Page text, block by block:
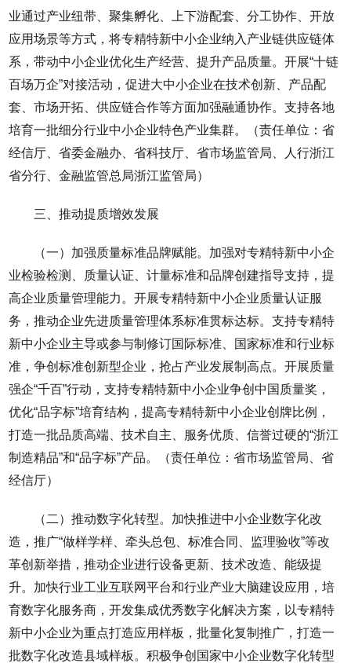
业通过产业纽带、聚集孵化、上下游配套、分工协作、开放
应用场景等方式，将专精特新中小企业纳入产业链供应链体
系，带动中小企业优化生产经营、提升产品质量。开展“十链
百场万企”对接活动，促进大中小企业在技术创新、产品配
套、市场开拓、供应链合作等方面加强融通协作。支持各地
培育一批细分行业中小企业特色产业集群。（责任单位：省
经信厅、省委金融办、省科技厅、省市场监管局、人行浙江
省分行、金融监管总局浙江监管局）
三、推动提质增效发展
（一）加强质量标准品牌赋能。加强对专精特新中小企
业检验检测、质量认证、计量标准和品牌创建指导支持，提
高企业质量管理能力。开展专精特新中小企业质量认证服
务，推动企业先进质量管理体系标准贯标达标。支持专精特
新中小企业主导或参与制修订国际标准、国家标准和行业标
准，争创标准创新型企业，抢占产业发展制高点。开展质量
强企“千百”行动，支持专精特新中小企业争创中国质量奖，
优化“品字标”培育结构，提高专精特新中小企业创牌比例，
打造一批品质高端、技术自主、服务优质、信誉过硬的“浙江
制造精品”和“品字标”产品。（责任单位：省市场监管局、省
经信厅）
（二）推动数字化转型。加快推进中小企业数字化改
造，推广“做样学样、牵头总包、标准合同、监理验收”等改
革创新举措，推动企业进行设备更新、技术改造、能级提
升。加快行业工业互联网平台和行业产业大脑建设应用，培
育数字化服务商，开发集成优秀数字化解决方案，以专精特
新中小企业为重点打造应用样板，批量化复制推广，打造一
批数字化改造县域样板。积极争创国家中小企业数字化转型